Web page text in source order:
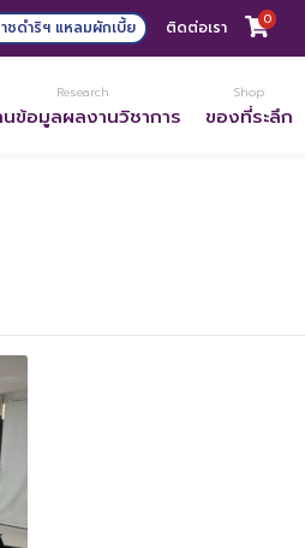
ชดำริฯ แหลมผักเบี้ย ติดต่อเรา 0
Research
นข้อมูลผลงานวิชาการ
Shop
ของที่ระลึก